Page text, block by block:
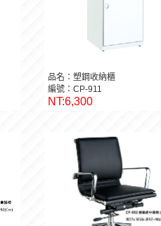
品名：塑鋼收納櫃
編號：CP-911
NT:6,300